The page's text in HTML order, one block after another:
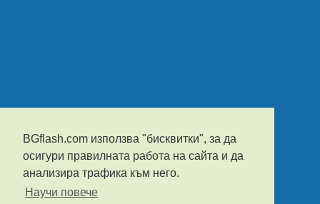
BGflash.com използва "бисквитки", за да
осигури правилната работа на сайта и да
анализира трафика към него.
Научи повече